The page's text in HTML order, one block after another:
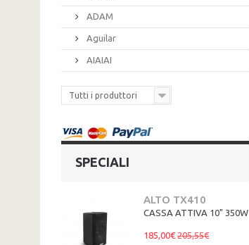
ADAM
Aguilar
AIAIAI
Tutti i produttori
SPECIALI
ALTO TX410
CASSA ATTIVA 10" 350W
185,00€ 205,55€